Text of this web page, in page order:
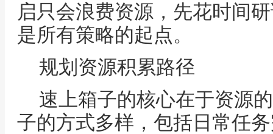
启只会浪费资源，先花时间
是所有策略的起点。
规划资源积累路径
速上箱子的核心在于资源
子的方式多样，包括日常任